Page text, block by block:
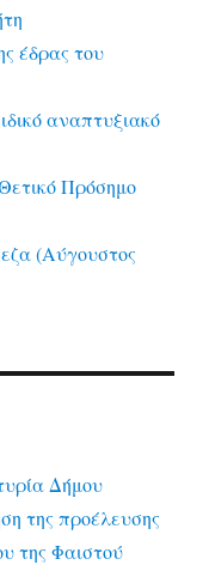
έδρας του
αναπτυξιακό
Πρόσημο
(Αύγουστος
Δήμου
της προέλευσης
της Φαιστού